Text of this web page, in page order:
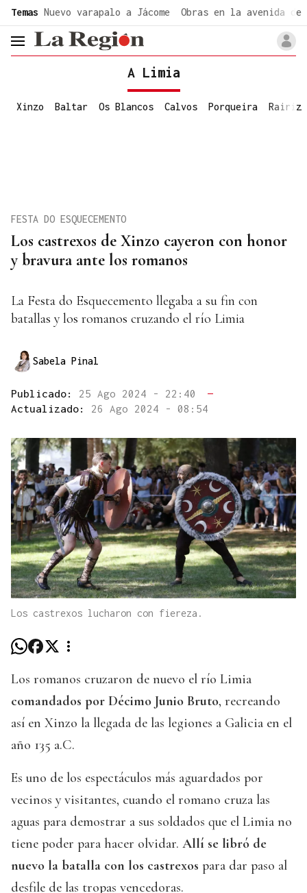
Temas Nuevo varapalo a Jácome Obras en la avenida de
header.menu.open
A Limia
Xinzo Baltar Os Blancos Calvos Porqueira Rairiz
Los castrexos de Xinzo cayeron con honor
y bravura ante los romanos
FESTA DO ESQUECEMENTO
La Festa do Esquecemento llegaba a su fin con
batallas y los romanos cruzando el río Limia
Sabela Pinal
Publicado: 25 Ago 2024 - 22:40
—
Actualizado: 26 Ago 2024 - 08:54
Los castrexos lucharon con fiereza.
Los romanos cruzaron de nuevo el río Limia
comandados por Décimo Junio Bruto, recreando
así en Xinzo la llegada de las legiones a Galicia en el
año 135 a.C.
Es uno de los espectáculos más aguardados por
vecinos y visitantes, cuando el romano cruza las
aguas para demostrar a sus soldados que el Limia no
tiene poder para hacer olvidar. Allí se libró de
nuevo la batalla con los castrexos para dar paso al
desfile de las tropas vencedoras.